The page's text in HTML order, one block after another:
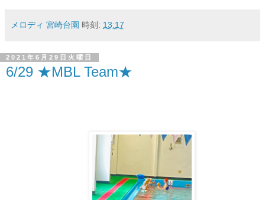
メロディ 宮崎台園 時刻: 13:17
2021年6月29日火曜日
6/29 ★MBL Team★